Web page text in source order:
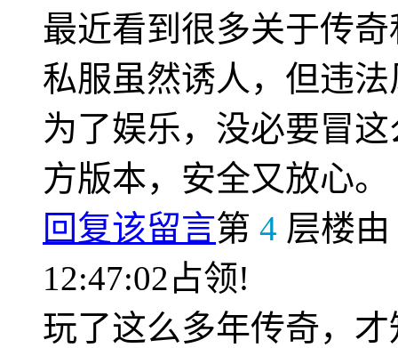
最近看到很多关于传
私服虽然诱人，但违
为了娱乐，没必要冒
方版本，安全又放心。
回复该留言第 4 层楼由
12:47:02占领!
玩了这么多年传奇，